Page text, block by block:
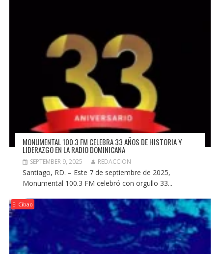
MONUMENTAL 100.3 FM CELEBRA 33 AÑOS DE HISTORIA Y
LIDERAZGO EN LA RADIO DOMINICANA
SEPTEMBER 9, 2025 REDACCION
Santiago, RD. – Este 7 de septiembre de 2025,
Monumental 100.3 FM celebró con orgullo 33...
El Cibao